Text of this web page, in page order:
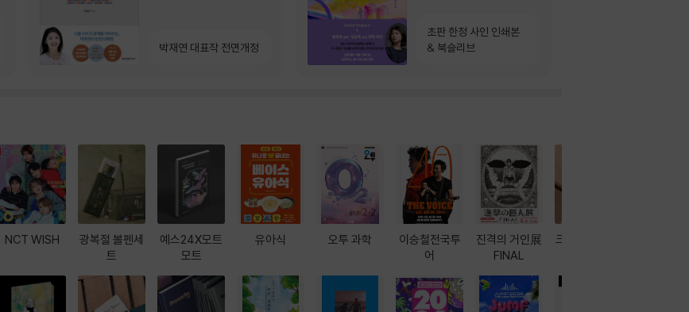
박재연 대표작 전면개정
초판 한정 사인 인쇄본
& 북슬리브
NCT WISH
광복절 볼펜세
트
예스24X모트
모트
유아식 오투 과학
이승철전국투
어
진격의 거인展
FINAL
크레마 이북 리